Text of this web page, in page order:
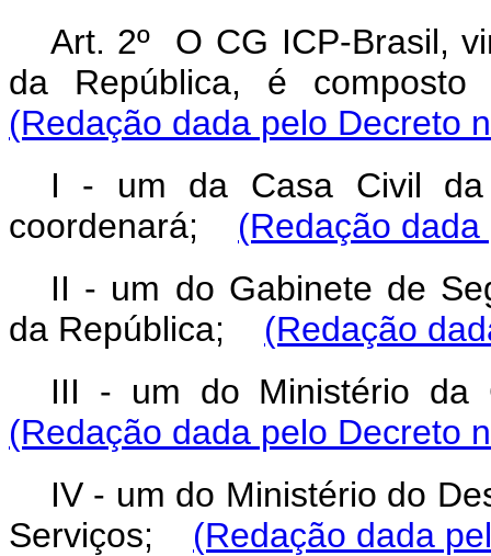
Art. 2º O CG ICP-Brasil,
da República, é
(Redação dada pelo Decreto
I - um da Casa Civil da
coordenará; (Redação
II - um do Gabinete de
da República; (Redação
III - um do Ministério
(Redação dada pelo Decreto
IV - um do Ministério do
Serviços; (Redação dada